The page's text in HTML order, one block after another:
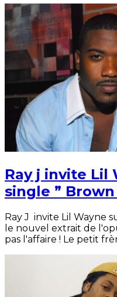
Ray j invite Lil
single ” Brown
Ray J invite Lil Wayne
le nouvel extrait de
pas l'affaire ! Le petit